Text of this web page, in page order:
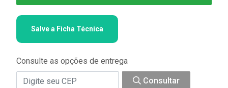
Salve a Ficha Técnica
Consulte as opções de entrega
Consultar